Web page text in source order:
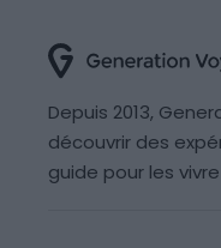
Depuis 2013,
découvrir des
guide pour les